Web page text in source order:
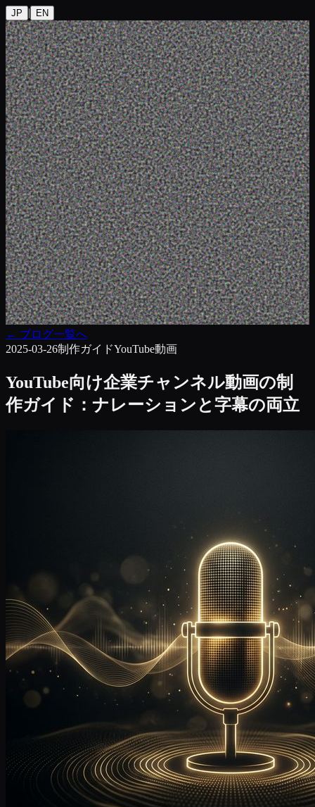
JP | EN
← ブログ一覧へ
2025-03-26制作ガイドYouTube動画
YouTube向け企業チャンネル動画の制
作ガイド：ナレーションと字幕の両立